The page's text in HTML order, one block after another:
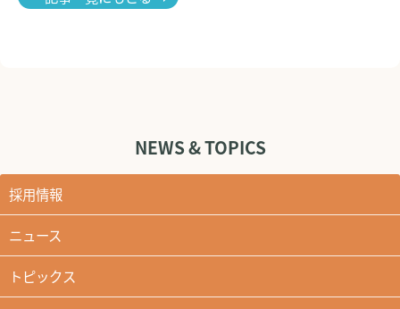
NEWS & TOPICS
採用情報
ニュース
トピックス